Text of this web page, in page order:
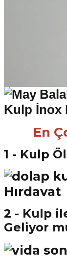
En
1 - Kulp
2 - Kulp
Geliyor